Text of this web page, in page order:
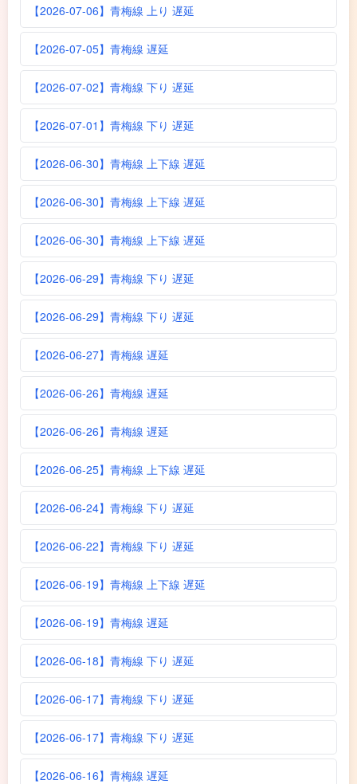
【2026-07-06】青梅線 上り 遅延
【2026-07-05】青梅線 遅延
【2026-07-02】青梅線 下り 遅延
【2026-07-01】青梅線 下り 遅延
【2026-06-30】青梅線 上下線 遅延
【2026-06-30】青梅線 上下線 遅延
【2026-06-30】青梅線 上下線 遅延
【2026-06-29】青梅線 下り 遅延
【2026-06-29】青梅線 下り 遅延
【2026-06-27】青梅線 遅延
【2026-06-26】青梅線 遅延
【2026-06-26】青梅線 遅延
【2026-06-25】青梅線 上下線 遅延
【2026-06-24】青梅線 下り 遅延
【2026-06-22】青梅線 下り 遅延
【2026-06-19】青梅線 上下線 遅延
【2026-06-19】青梅線 遅延
【2026-06-18】青梅線 下り 遅延
【2026-06-17】青梅線 下り 遅延
【2026-06-17】青梅線 下り 遅延
【2026-06-16】青梅線 遅延